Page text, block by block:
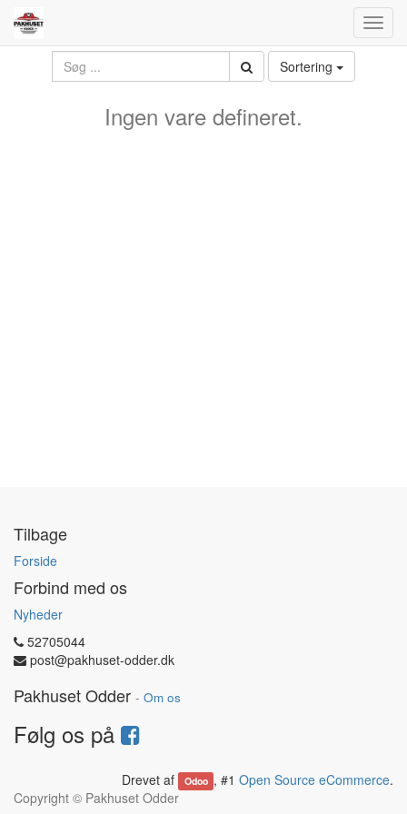
Sortering
Ingen vare defineret.
Tilbage
Forside
Forbind med os
Nyheder
52705044
post@pakhuset-odder.dk
Pakhuset Odder - Om os
Følg os på
Drevet af Odoo , #1 Open Source eCommerce.
Copyright © Pakhuset Odder